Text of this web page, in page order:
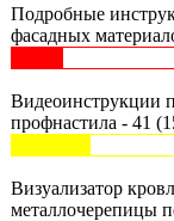
Подробные
фасадных
Видеоинструкции
профнастила - 41
Визуализатор
металлочерепицы